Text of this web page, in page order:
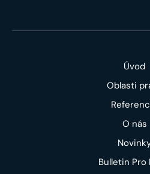
Úvod
Oblasti
O nás
Bulletin Pro